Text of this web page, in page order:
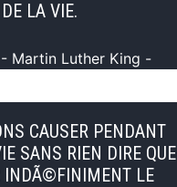
LA VIE.
- Martin Luther King -
CAUSER PENDANT
SANS RIEN DIRE QUE
LE